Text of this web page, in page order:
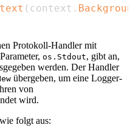
( context .
Protokoll-Handler mit
os.Stdout, gibt an,
werden. Der Handler
übergeben, um eine Logger-
von
wird.
folgt aus: